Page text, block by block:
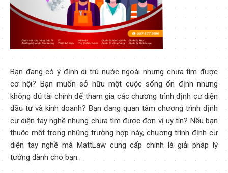
Bạn đang có ý định di trú nước ngoài nhưng chưa tìm được
cơ hội? Bạn muốn sở hữu một cuộc sống ổn định nhưng
không đủ tài chính để tham gia các chương trình định cư diện
đầu tư và kinh doanh? Bạn đang quan tâm chương trình định
cư diện tay nghề nhưng chưa tìm được đơn vị uy tín? Nếu bạn
thuộc một trong những trường hợp này, chương trình định cư
diện tay nghề mà MattLaw cung cấp chính là giải pháp lý
tưởng dành cho bạn.